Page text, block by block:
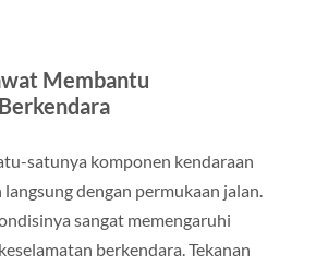
Membantu
satunya komponen kendaraan
dengan permukaan jalan.
sangat memengaruhi
berkendara. Tekanan